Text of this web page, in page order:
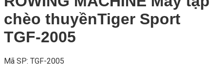
chèo thuyềnTiger Sport
TGF-2005
Mã SP: TGF-2005